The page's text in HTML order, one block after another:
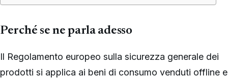
Perché se ne parla adesso
Il Regolamento europeo sulla sicurezza generale dei
prodotti si applica ai beni di consumo venduti offline e